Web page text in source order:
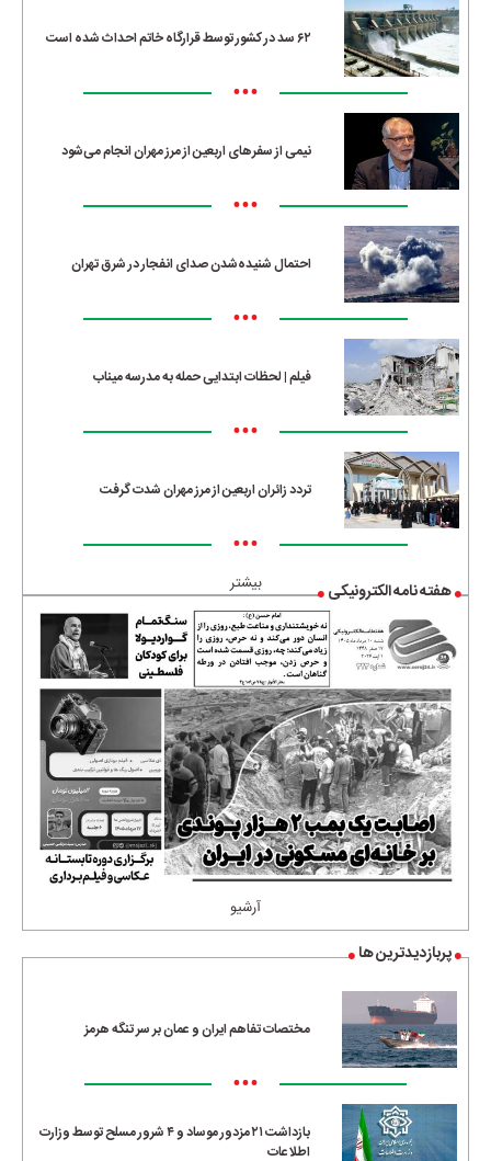
۶۲ سد در کشور توسط قرارگاه خاتم احداث شده است
•••
نیمی از سفرهای اربعین از مرز مهران انجام می‌شود
•••
احتمال شنیده‌شدن صدای انفجار در شرق تهران
•••
فیلم | لحظات ابتدایی حمله به مدرسه میناب
•••
تردد زائران اربعین از مرز مهران شدت گرفت
•••
بیشتر هفته نامه الکترونیکی
آرشیو
پربازدیدترین ها
مختصات تفاهم ایران و عمان بر سر تنگه هرمز
•••
بازداشت ۲۱ مزدور موساد و ۴ شرور مسلح توسط وزارت
اطلاعات